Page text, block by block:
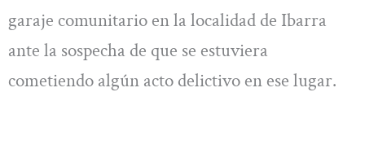
garaje comunitario en la localidad de Ibarra
ante la sospecha de que se estuviera
cometiendo algún acto delictivo en ese lugar.